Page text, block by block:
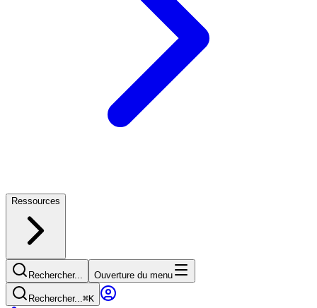
Ressources
Rechercher... Ouverture du menu
Rechercher...⌘K